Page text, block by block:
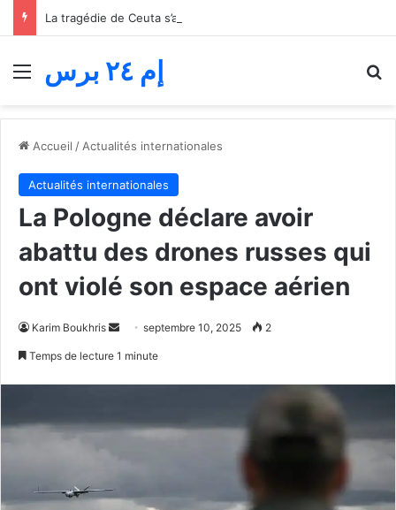
Menu إم ٢٤ برس
Accueil / Actualités internationales
Actualités internationales
La Pologne déclare avoir
abattu des drones russes qui
ont violé son espace aérien
Karim Boukhris
Envoyerseptembre 10, 2025 2
Temps de lecture 1 minute